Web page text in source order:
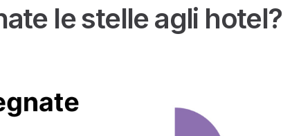
le stelle agli hotel?